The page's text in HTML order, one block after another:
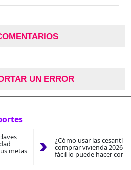
UN ERROR
metas
¿Cómo usar las
comprar vivienda 2026?
fácil lo puede hacer con